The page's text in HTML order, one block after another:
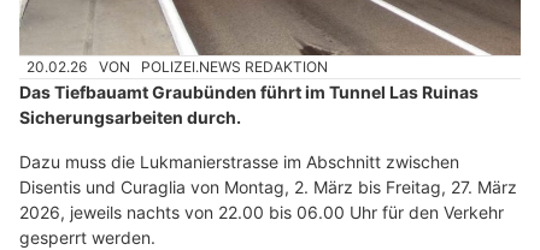
20.02.26 VON POLIZEI.NEWS REDAKTION
Das Tiefbauamt Graubünden führt im Tunnel Las Ruinas
Sicherungsarbeiten durch.
Dazu muss die Lukmanierstrasse im Abschnitt zwischen
Disentis und Curaglia von Montag, 2. März bis Freitag, 27. März
2026, jeweils nachts von 22.00 bis 06.00 Uhr für den Verkehr
gesperrt werden.